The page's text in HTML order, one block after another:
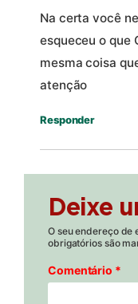
Na certa você
esqueceu o que
mesma coisa
atenção
Responder
Deixe
O seu endereço de
obrigatórios são
Comentário *